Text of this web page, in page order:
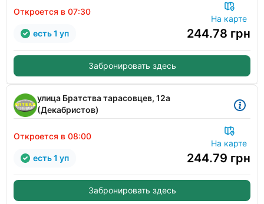
Откроется в 07:30
На карте
244.78 грн
есть 1 уп
Забронировать здесь
улица Братства тарасовцев, 12а
(Декабристов)
Откроется в 08:00
На карте
244.79 грн
есть 1 уп
Забронировать здесь